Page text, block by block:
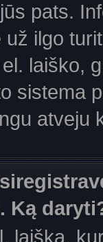
pats.
ilgo
laiško,
sistema
atveju
Ką
laišką,